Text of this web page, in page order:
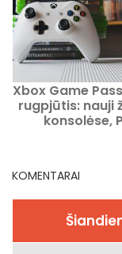
Xbox Game
rugpjūtis: nauji
konsolėse,
KOMENTARAI